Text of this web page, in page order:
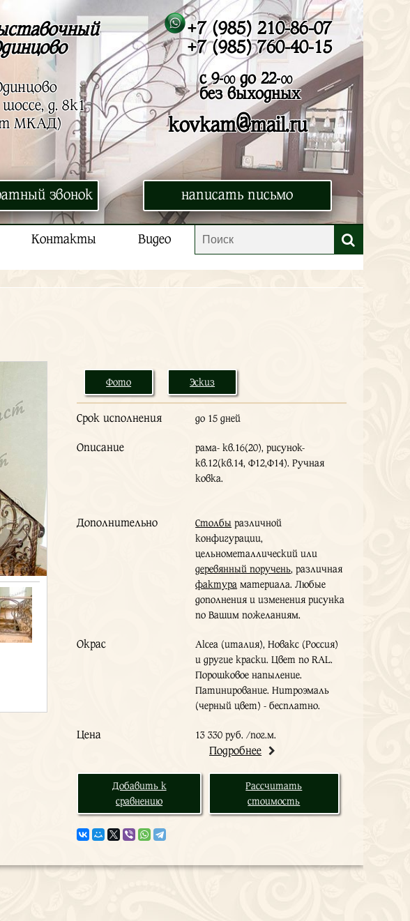
+7 (985) 210-86-07
+7 (985) 760-40-15
с 9-00до 22-00
без выходных
kovkam@mail.ru
написать письмо
д. 8к1
МКАД)
звонок
Контакты Видео
Фото Эскиз
Срок исполнения до 15 дней
Описание
рама- кв.16(20), рисунок-
кв.12(кв.14, Ф12,Ф14). Ручная
ковка.
Дополнительно Столбы различной
конфигурации,
цельнометаллический или
деревянный поручень, различная
фактура материала. Любые
дополнения и изменения рисунка
по Вашим пожеланиям.
Окрас
Alcea (италия), Новакс (Россия)
и другие краски. Цвет по RAL.
Порошковое напыление.
Патинирование. Нитроэмаль
(черный цвет) - бесплатно.
Цена 13 330 руб. /пог.м.
Подробнее
Добавить к
сравнению
Рассчитать
стоимость